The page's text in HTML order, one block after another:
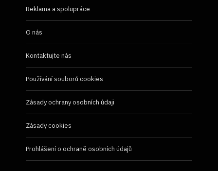
Reklama a spolupráce
O nás
Kontaktujte nás
Používání souborů cookies
Zásady ochrany osobních údaji
Zásady cookies
Prohlášení o ochraně osobních údajů